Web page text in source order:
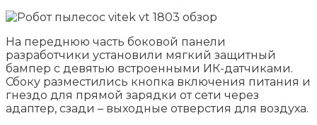
На переднюю часть боковой панели
разработчики установили мягкий защитный
бампер с девятью встроенными ИК-датчиками.
Сбоку разместились кнопка включения питания и
гнездо для прямой зарядки от сети через
адаптер, сзади – выходные отверстия для воздуха.